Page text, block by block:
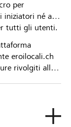
per
iniziatori né ai
tutti gli utenti.
eroilocali.ch
rivolgiti alla